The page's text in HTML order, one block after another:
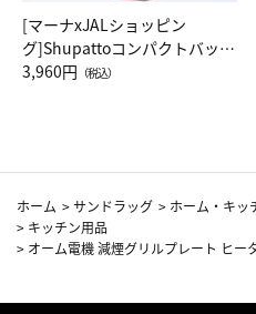
[マーナxJALショッピン
グ]Shupattoコンパクトバッグ
Drop JAL客室乗務員（LC）ス
3,960円 （税込）
ホーム >サンドラッグ > ホーム・キッ
> キッチン用品
> オーム電機 減煙グリルプレート ヒー